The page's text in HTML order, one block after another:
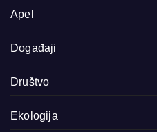
Apel
Događaji
Društvo
Ekologija